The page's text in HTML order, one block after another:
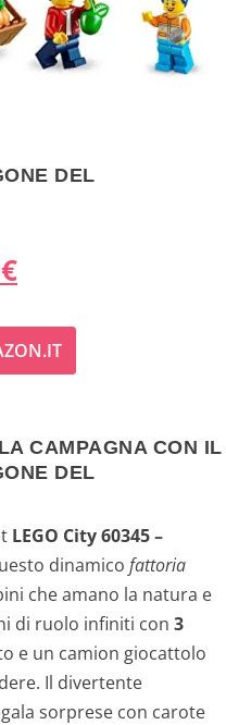
DEL
€I
l
p
e
z
o
a
t
CAMPAGNA CON IL
DEL
LEGO City 60345 –
dinamico fattoria
che amano la natura e
di ruolo infiniti con 3
e un camion giocattolo
Il divertente
sorprese con carote